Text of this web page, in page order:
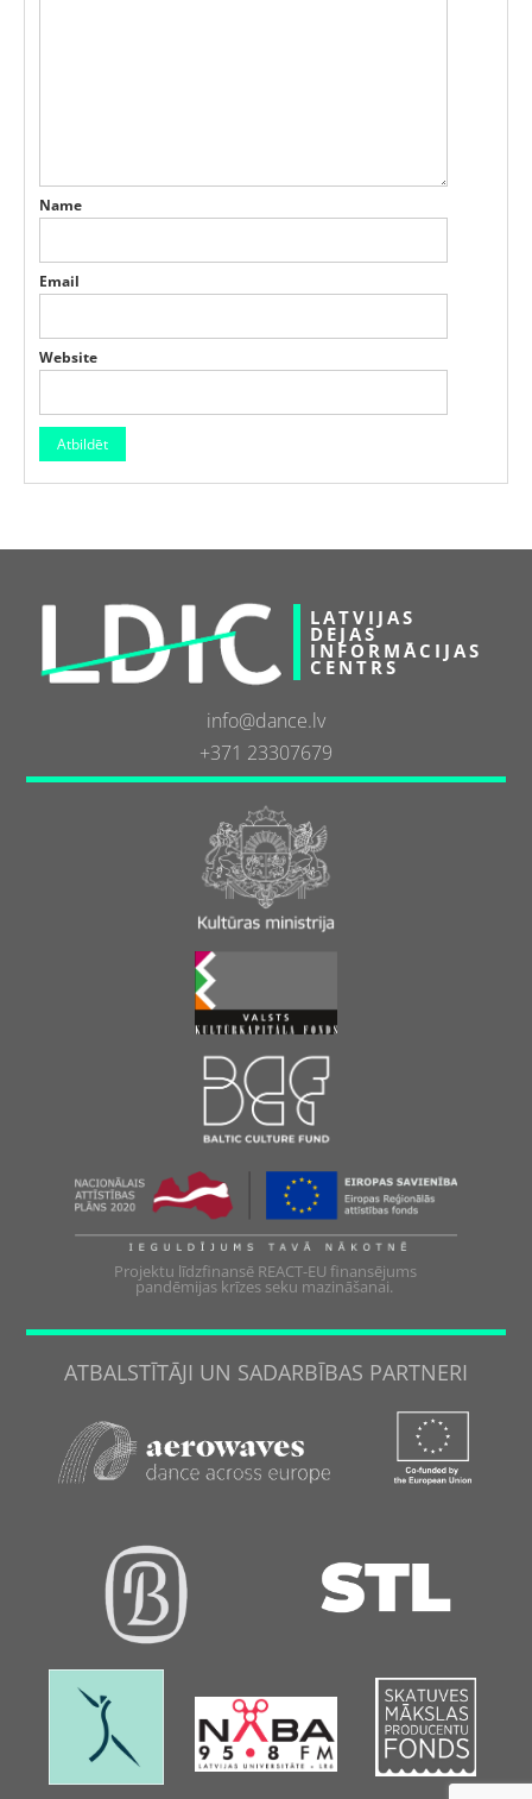
Name
Email
Website
LATVIJAS
DEJAS
INFORMĀCIJAS
CENTRS
info@dance.lv
+371 23307679
Projektu līdzfinansē REACT-EU finansējums
pandēmijas krīzes seku mazināšanai.
ATBALSTĪTĀJI UN SADARBĪBAS PARTNERI